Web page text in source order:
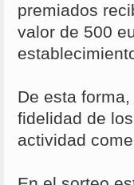
premiados
valor de 500
De esta
fidelidad de
actividad